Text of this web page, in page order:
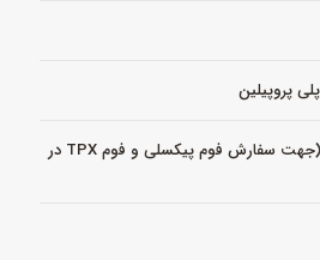
داخل محصول : بدون فوم (جهت سفارش فوم پیکسلی و فوم TPX در